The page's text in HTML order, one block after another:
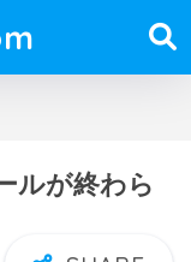
ルが終わら